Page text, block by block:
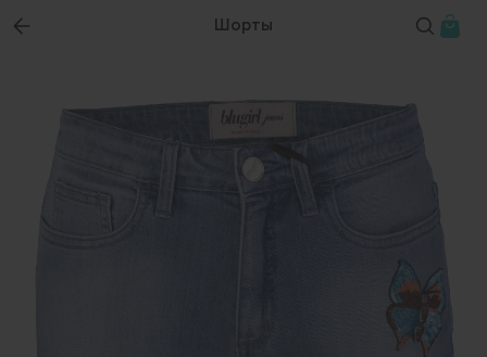
Шорты